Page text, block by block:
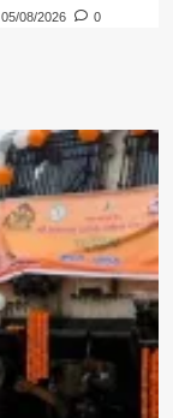
05/08/2026 0